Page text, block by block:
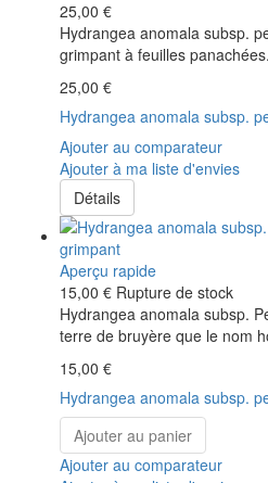
25,00 €
Hydrangea anomala subsp.
grimpant à feuilles panachées.
25,00 €
Hydrangea anomala subsp.
Ajouter au comparateur
Ajouter à ma liste d'envies
Détails
Aperçu rapide
15,00 € Rupture de stock
Hydrangea anomala subsp.
terre de bruyère que le nom
15,00 €
Hydrangea anomala subsp.
Ajouter au panier
Ajouter au comparateur